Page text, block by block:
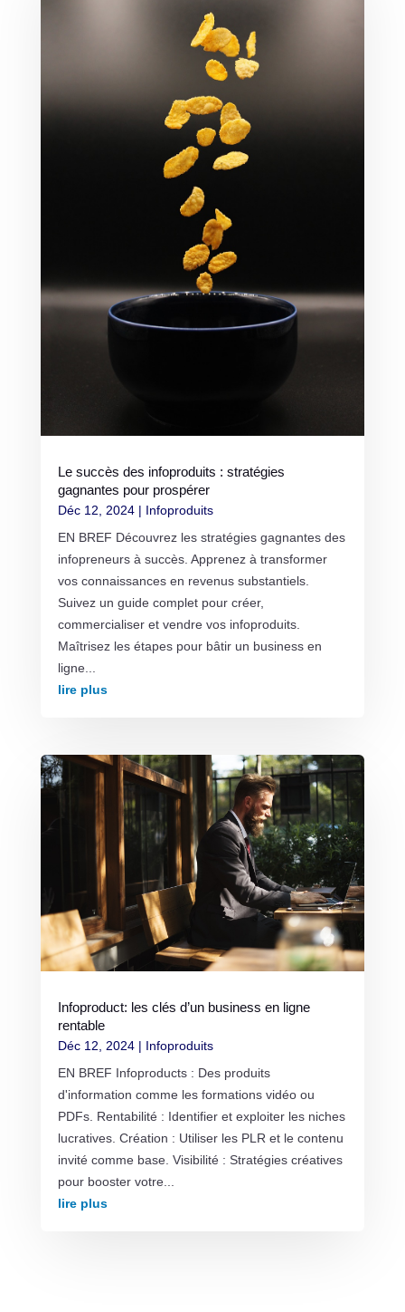
Le succès des infoproduits : stratégies
gagnantes pour prospérer
Déc 12, 2024| Infoproduits
EN BREF Découvrez les stratégies gagnantes des
infopreneurs à succès. Apprenez à transformer
vos connaissances en revenus substantiels.
Suivez un guide complet pour créer,
commercialiser et vendre vos infoproduits.
Maîtrisez les étapes pour bâtir un business en
ligne...
lire plus
Infoproduct: les clés d’un business en ligne
rentable
Déc 12, 2024| Infoproduits
EN BREF Infoproducts : Des produits
d'information comme les formations vidéo ou
PDFs. Rentabilité : Identifier et exploiter les niches
lucratives. Création : Utiliser les PLR et le contenu
invité comme base. Visibilité : Stratégies créatives
pour booster votre...
lire plus